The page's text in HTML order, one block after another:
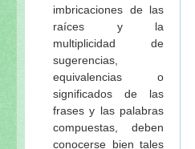
imbricaciones de las
raíces y la
multiplicidad de
sugerencias,
equivalencias o
significados de las
frases y las palabras
compuestas, deben
conocerse bien tales